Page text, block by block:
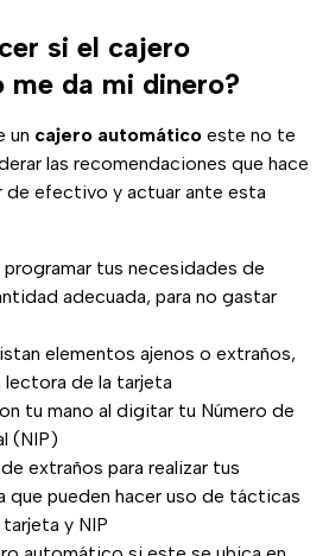
si el cajero
me da mi dinero?
un cajero automático este no te
las recomendaciones que hace
de efectivo y actuar ante esta
tus necesidades de
adecuada, para no gastar
elementos ajenos o extraños,
lectora de la tarjeta
tu mano al digitar tu Número de
(NIP)
extraños para realizar tus
que pueden hacer uso de tácticas
y NIP